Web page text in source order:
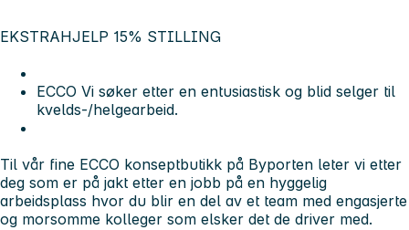
EKSTRAHJELP 15% STILLING
ECCO Vi søker etter en entusiastisk og blid selger til
kvelds-/helgearbeid.
Til vår fine ECCO konseptbutikk på Byporten leter vi etter
deg som er på jakt etter en jobb på en hyggelig
arbeidsplass hvor du blir en del av et team med engasjerte
og morsomme kolleger som elsker det de driver med.